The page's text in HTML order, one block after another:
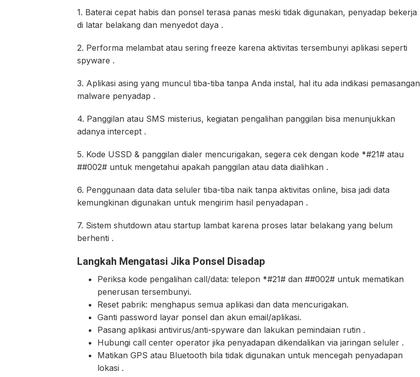
1. Baterai cepat habis dan ponsel terasa panas meski tidak digunakan, penyadap bekerja
di latar belakang dan menyedot daya .
2. Performa melambat atau sering freeze karena aktivitas tersembunyi aplikasi seperti
spyware .
3. Aplikasi asing yang muncul tiba-tiba tanpa Anda instal, hal itu ada indikasi pemasangan
malware penyadap .
4. Panggilan atau SMS misterius, kegiatan pengalihan panggilan bisa menunjukkan
adanya intercept .
5. Kode USSD & panggilan dialer mencurigakan, segera cek dengan kode *#21# atau
##002# untuk mengetahui apakah panggilan atau data dialihkan .
6. Penggunaan data data seluler tiba-tiba naik tanpa aktivitas online, bisa jadi data
kemungkinan digunakan untuk mengirim hasil penyadapan .
7. Sistem shutdown atau startup lambat karena proses latar belakang yang belum
berhenti .
Langkah Mengatasi Jika Ponsel Disadap
Periksa kode pengalihan call/data: telepon *#21# dan ##002# untuk mematikan
penerusan tersembunyi.
Reset pabrik: menghapus semua aplikasi dan data mencurigakan.
Ganti password layar ponsel dan akun email/aplikasi.
Pasang aplikasi antivirus/anti-spyware dan lakukan pemindaian rutin .
Hubungi call center operator jika penyadapan dikendalikan via jaringan seluler .
Matikan GPS atau Bluetooth bila tidak digunakan untuk mencegah penyadapan
lokasi .